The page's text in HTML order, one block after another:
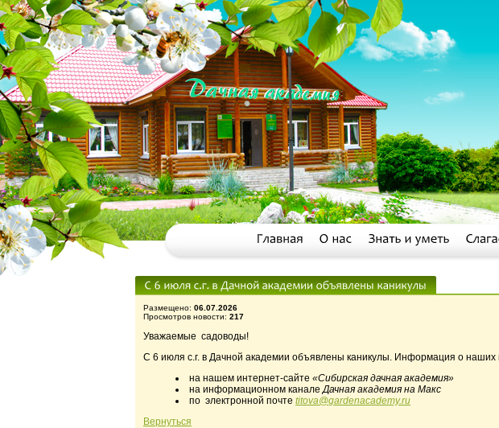
Размещено: 06.07.2026
Просмотров новости: 217
Уважаемые садоводы!
С 6 июля с.г. в Дачной академии объявлены каникулы. Информация о
на нашем интернет-сайте «Сибирская дачная академия»
на информационном каналеДачная академия на Макс
по электронной почте titova@gardenacademy.ru
Вернуться